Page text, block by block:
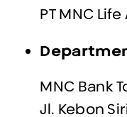
PT MNC
MNC Bank
Jl. Kebon